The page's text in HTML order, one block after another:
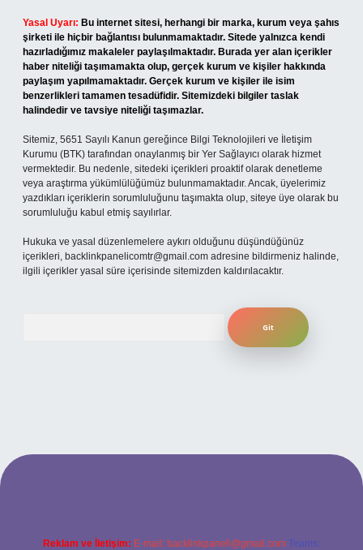
Yasal Uyarı: Bu internet sitesi, herhangi bir marka, kurum veya şahıs
şirketi ile hiçbir bağlantısı bulunmamaktadır. Sitede yalnızca kendi
hazırladığımız makaleler paylaşılmaktadır. Burada yer alan içerikler
haber niteliği taşımamakta olup, gerçek kurum ve kişiler hakkında
paylaşım yapılmamaktadır. Gerçek kurum ve kişiler ile isim
benzerlikleri tamamen tesadüfidir. Sitemizdeki bilgiler taslak
halindedir ve tavsiye niteliği taşımazlar.
Sitemiz, 5651 Sayılı Kanun gereğince Bilgi Teknolojileri ve İletişim
Kurumu (BTK) tarafından onaylanmış bir Yer Sağlayıcı olarak hizmet
vermektedir. Bu nedenle, sitedeki içerikleri proaktif olarak denetleme
veya araştırma yükümlülüğümüz bulunmamaktadır. Ancak, üyelerimiz
yazdıkları içeriklerin sorumluluğunu taşımakta olup, siteye üye olarak bu
sorumluluğu kabul etmiş sayılırlar.
Hukuka ve yasal düzenlemelere aykırı olduğunu düşündüğünüz
içerikleri, backlinkpanelicomtr@gmail.com adresine bildirmeniz halinde,
ilgili içerikler yasal süre içerisinde sitemizden kaldırılacaktır.
betexper güncel giriş
Reklam ve İletişim: E-mail: backlinkpaneli@gmail.com Teams: